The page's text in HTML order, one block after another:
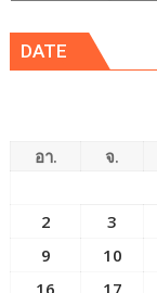
DATE
อา. จ.
2
3
9
10
16
17